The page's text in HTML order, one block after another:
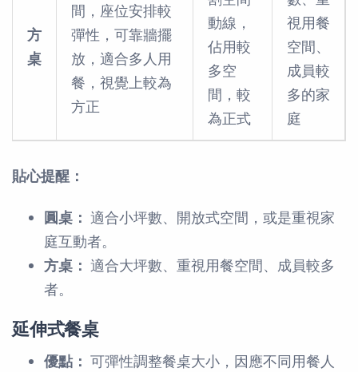
方
桌
間，座位安排較
彈性，可靠牆擺
放，適合多人用
餐，視覺上較為
方正
動線，
佔用較
多空
間，較
為正式
視用餐
空間、
成員較
多的家
庭
貼心提醒：
圓桌： 適合小坪數、開放式空間，或是重視家
庭互動者。
方桌： 適合大坪數、重視用餐空間、成員較多
者。
延伸式餐桌
優點： 可彈性調整餐桌大小，因應不同用餐人